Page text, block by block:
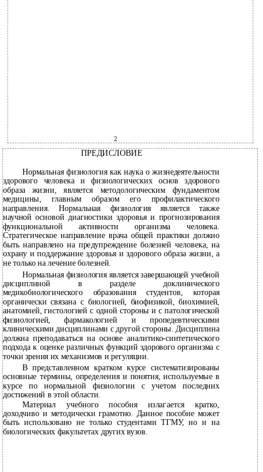
2
ПРЕДИСЛОВИЕ
Нормальная физиология как наука о жизнедеятельности
здорового человека и физиологических основ здорового
образа жизни, является методологическим фундаментом
медицины, главным образом его профилактического
направления. Нормальная физиология является также
научной основой диагностики здоровья и прогнозирования
функциональной активности организма человека.
Стратегическое направление врача общей практики должно
быть направлено на предупреждение болезней человека, на
охрану и поддержание здоровья и здорового образа жизни, а
не только на лечение болезней.
Нормальная физиология является завершающей учебной
дисциплиной в разделе доклинического
медикобиологического образования студентов, которая
органически связана с биологией, биофизикой, биохимией,
анатомией, гистологией с одной стороны и с патологической
физиологией, фармакологией и пропедевтическими
клиническими дисциплинами с другой стороны. Дисциплина
должна преподаваться на основе аналитико-синтетического
подхода к оценке различных функций здорового организма с
точки зрения их механизмов и регуляции.
В представленном кратком курсе систематизированы
основные термины, определения и понятия, используемые в
курсе по нормальной физиологии с учетом последних
достижений в этой области.
Материал учебного пособия излагается кратко,
доходчиво и методически грамотно. Данное пособие может
быть использовано не только студентами ТГМУ, но и на
биологических факультетах других вузов.